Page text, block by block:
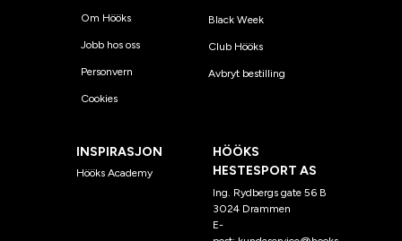
Om Hööks
Jobb hos oss
Personvern
Cookies
Black Week
Club Hööks
Avbryt bestilling
INSPIRASJON
Hööks Academy
HÖÖKS
HESTESPORT AS
Ing. Rydbergs gate 56 B
3024 Drammen
E-